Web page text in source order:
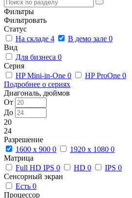
Фильтры
Фильтровать
Статус
На складе 4 В демо зале 0
Вид
Для бизнеса 0
Серия
HP Mini-in-One 0 HP ProOne 0
Подробнее о сериях
Диагональ, дюймов
От
До
20
24
Разрешение
1600 x 900 0 1920 x 1080 0
Матрица
Full HD IPS 0 HD 0 IPS 0
Сенсорный экран
Есть 0
Процессор